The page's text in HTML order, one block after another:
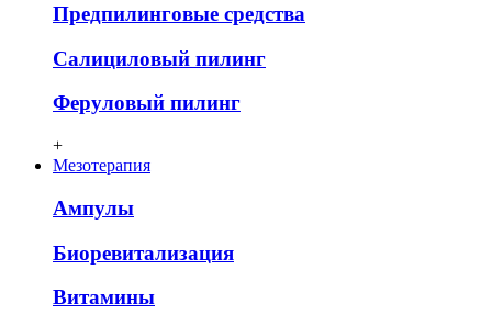
Предпилинговые средства
Салициловый пилинг
Феруловый пилинг
+
Мезотерапия
Ампулы
Биоревитализация
Витамины